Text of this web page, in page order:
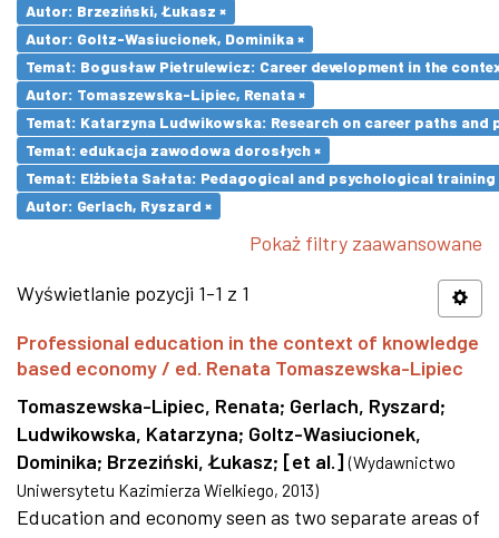
Autor: Brzeziński, Łukasz ×
Autor: Goltz-Wasiucionek, Dominika ×
Temat: Bogusław Pietrulewicz: Career development in the
Autor: Tomaszewska-Lipiec, Renata ×
Temat: Katarzyna Ludwikowska: Research on career paths
Temat: edukacja zawodowa dorosłych ×
Temat: Elżbieta Sałata: Pedagogical and psychological
Autor: Gerlach, Ryszard ×
Pokaż filtry zaawansowane
Wyświetlanie pozycji 1-1 z 1
Professional education in the context of knowledge
based economy / ed. Renata Tomaszewska-Lipiec
Tomaszewska-Lipiec, Renata; Gerlach, Ryszard;
Ludwikowska, Katarzyna; Goltz-Wasiucionek,
Dominika; Brzeziński, Łukasz; [et al.] (Wydawnictwo
Uniwersytetu Kazimierza Wielkiego, 2013)
Education and economy seen as two separate areas of